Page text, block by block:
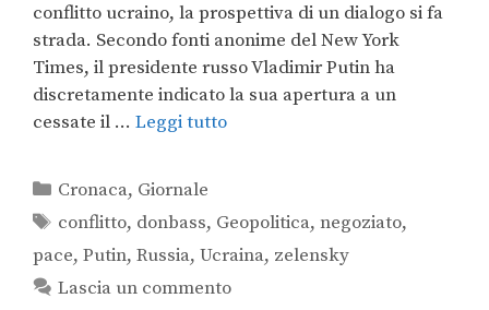
conflitto ucraino, la prospettiva di un dialogo si fa
strada. Secondo fonti anonime del New York
Times, il presidente russo Vladimir Putin ha
discretamente indicato la sua apertura a un
cessate il … Leggi tutto
Cronaca, Giornale
conflitto, donbass, Geopolitica,negoziato,
pace, Putin, Russia, Ucraina, zelensky
Lascia un commento